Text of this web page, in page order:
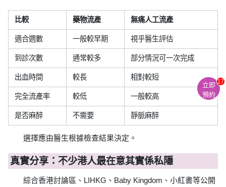
比較 藥物流產 無痛人工流產
適合週數 一般較早期 視乎醫生評估
到診次數 通常較多 部分情況可一次完成
出血時間 較長 相對較短
完全流產率 較低 一般較高
是否麻醉 不需要 靜脈麻醉
選擇應由醫生根據檢查結果決定。
真實分享：不少港人最在意其實係私隱
綜合香港討論區、LIHKG、Baby Kingdom、小紅書等公開
立即
預約
17